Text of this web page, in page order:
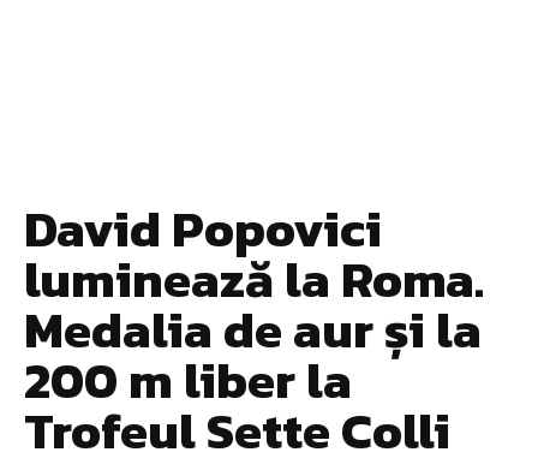
David Popovici
luminează la Roma.
Medalia de aur și la
200 m liber la
Trofeul Sette Colli